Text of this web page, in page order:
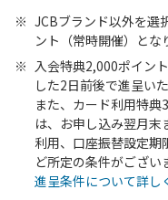
JCBブランド以外を選
ント（常時開催）とな
入会特典2,000ポイン
した2日前後で進呈いた
また、カード利用特典
は、お申し込み翌月
利用、口座振替設定期
ど所定の条件がござい
進呈条件について詳し